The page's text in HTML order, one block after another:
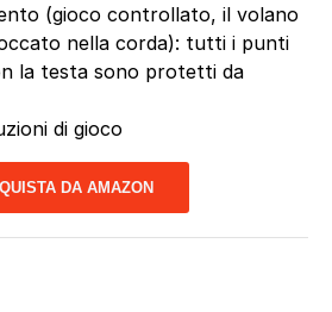
(gioco controllato, il volano
nella corda): tutti i punti
la testa sono protetti da
di gioco
DA AMAZON